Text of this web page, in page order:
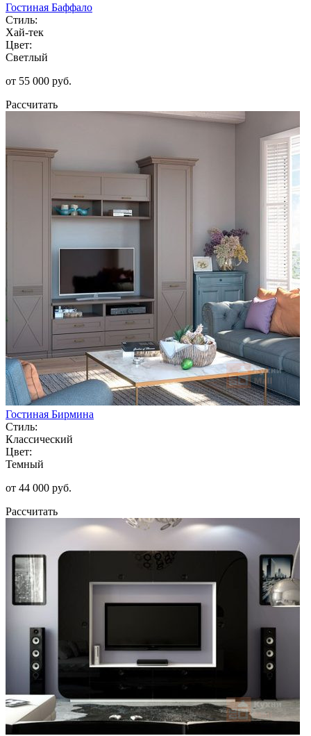
Гостиная Баффало
Стиль:
Хай-тек
Цвет:
Светлый
от 55 000 руб.
Рассчитать
Гостиная Бирмина
Стиль:
Классический
Цвет:
Темный
от 44 000 руб.
Рассчитать